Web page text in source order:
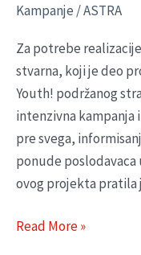
Kampanje /ASTRA
Za potrebe
stvarna, koji je deo
Youth! podržanog
intenzivna kampanja
pre svega,
ponude
ovog projekta pratila
Read More »